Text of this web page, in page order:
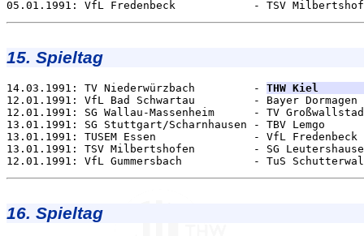
15. Spieltag
14.03.1991: TV Niederwürzbach         - THW
12.01.1991: VfL Bad Schwartau         - Bayer
12.01.1991: SG Wallau-Massenheim      - TV
13.01.1991: SG Stuttgart/Scharnhausen - TBV
13.01.1991: TUSEM Essen               - VfL
13.01.1991: TSV Milbertshofen         - SG
16. Spieltag